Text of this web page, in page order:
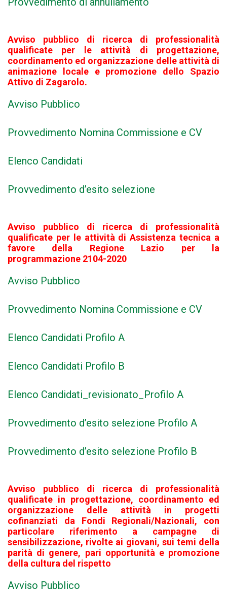
Avviso pubblico di ricerca di professionalità
qualificate per le attività di progettazione,
coordinamento ed organizzazione delle attività di
animazione locale e promozione dello Spazio
Attivo di Zagarolo.
Avviso Pubblico
Provvedimento Nomina Commissione e CV
Elenco Candidati
Provvedimento d’esito selezione
Avviso pubblico di ricerca di professionalità
qualificate per le attività di Assistenza tecnica a
favore della Regione Lazio per la
programmazione 2104-2020
Avviso Pubblico
Provvedimento Nomina Commissione e CV
Elenco Candidati Profilo A
Elenco Candidati Profilo B
Elenco Candidati_revisionato_Profilo A
Provvedimento d’esito selezione Profilo A
Provvedimento d’esito selezione Profilo B
Avviso pubblico di ricerca di professionalità
qualificate in progettazione, coordinamento ed
organizzazione delle attività in progetti
cofinanziati da Fondi Regionali/Nazionali, con
particolare riferimento a campagne di
sensibilizzazione, rivolte ai giovani, sui temi della
parità di genere, pari opportunità e promozione
della cultura del rispetto
Avviso Pubblico